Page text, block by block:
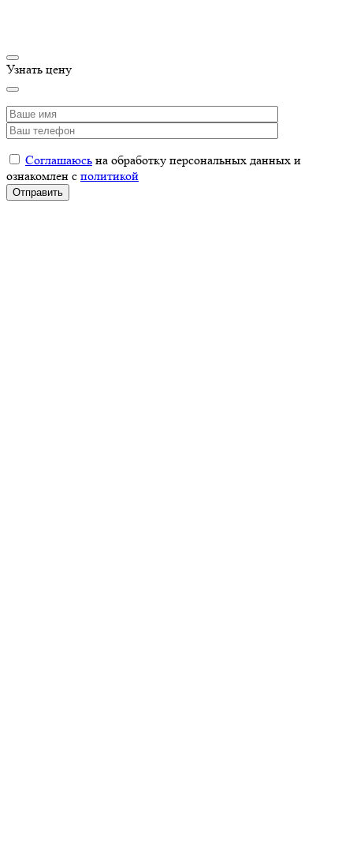
Узнать цену
Соглашаюсь на обработку персональных данных и
ознакомлен с политикой